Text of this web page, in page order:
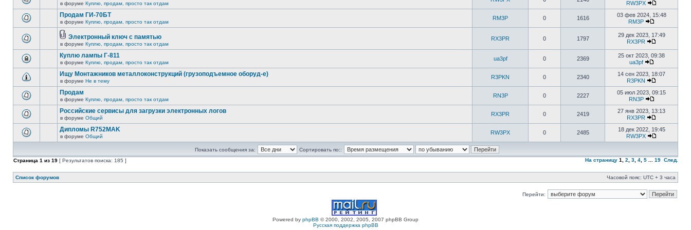
в форуме Куплю, продам, просто так отдам RW3PX
Продам ГИ-70БТ
в форуме Куплю, продам, просто так отдам
RM3P 0 1616
03 фев 2024, 15:48
RM3P
Электронный ключ с памятью
в форуме Куплю, продам, просто так отдам
RX3PR 0 1797
29 дек 2023, 17:49
RX3PR
Куплю лампы Г-811
в форуме Куплю, продам, просто так отдам
ua3pf 0 2369
25 окт 2023, 09:38
ua3pf
Ищу Монтажников металлоконструкций (грузоподъемное оборуд-е)
в форуме Не в тему
R3PKN 0 2340
14 сен 2023, 18:07
R3PKN
Продам
в форуме Куплю, продам, просто так отдам
RN3P 0 2227
05 июл 2023, 09:15
RN3P
Российские сервисы для загрузки электронных логов
в форуме Общий
RX3PR 0 2419
27 янв 2023, 13:13
RX3PR
Дипломы R752MAK
в форуме Общий
RW3PX 0 2485
18 дек 2022, 19:45
RW3PX
Показать сообщения за:
Сортировать по::
Страница 1 из 19 [ Результатов поиска: 185 ] На страницу 1 2 3 4 5 19 След.
Список форумов Часовой пояс: UTC + 3 часа
Перейти:
Powered by phpBB © 2000, 2002, 2005, 2007 phpBB Group
Русская поддержка phpBB